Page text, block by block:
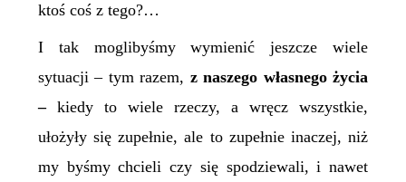
ktoś coś z tego?…
I tak moglibyśmy wymienić jeszcze wiele
sytuacji – tym razem, znaszego własnego życia
–kiedy to wiele rzeczy, a wręcz wszystkie,
ułożyły się zupełnie, ale to zupełnie inaczej, niż
my byśmy chcieli czy się spodziewali, i nawet